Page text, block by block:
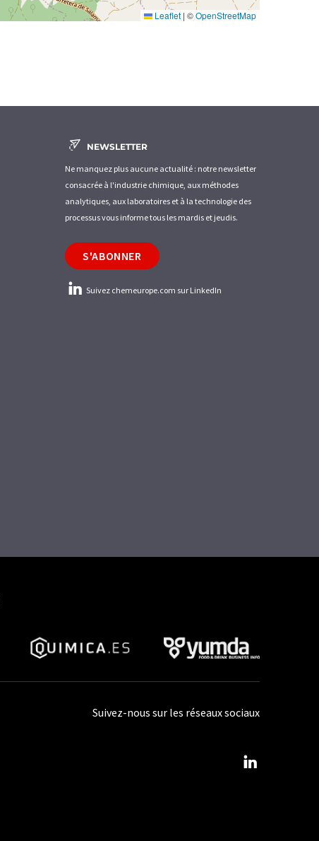
Leaflet | ©OpenStreetMap
NEWSLETTER
Ne manquez plus aucune actualité : notre newsletter
consacrée à l'industrie chimique, aux méthodes
analytiques, aux laboratoires et à la technologie des
processus vous informe tous les mardis et jeudis.
S'ABONNER
Suivez chemeurope.com sur LinkedIn
Suivez-nous sur les réseaux sociaux